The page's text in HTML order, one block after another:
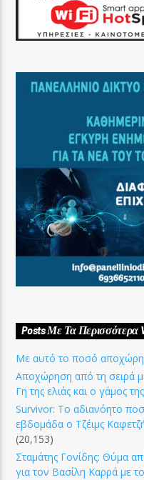
Posts Με Τα Περισσότερα
Με αυτό το ποσό
Αποχώρηση από τη σειρά
Γη της ελιάς και ο γάμος
Survivor: Το αδιανόητο
εβδομάδα ο Τζέιμς
(20,153)
Σταμάτης Γονίδης: Θύμα
για τον Βασίλη Καρρά με